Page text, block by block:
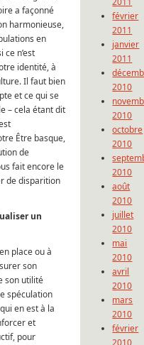
a façonné
harmonieuse,
en
n’est
identité, à
Il faut bien
et ce qui se
– cela étant dit
Être basque,
de
fait encore le
de disparition
un
place ou à
son
son utilité
spéculation
en est à la
et
pour
février
2011
janvier
2011
2010
2010
octobre
2010
2010
août
2010
juillet
2010
mai
2010
avril
2010
mars
2010
février